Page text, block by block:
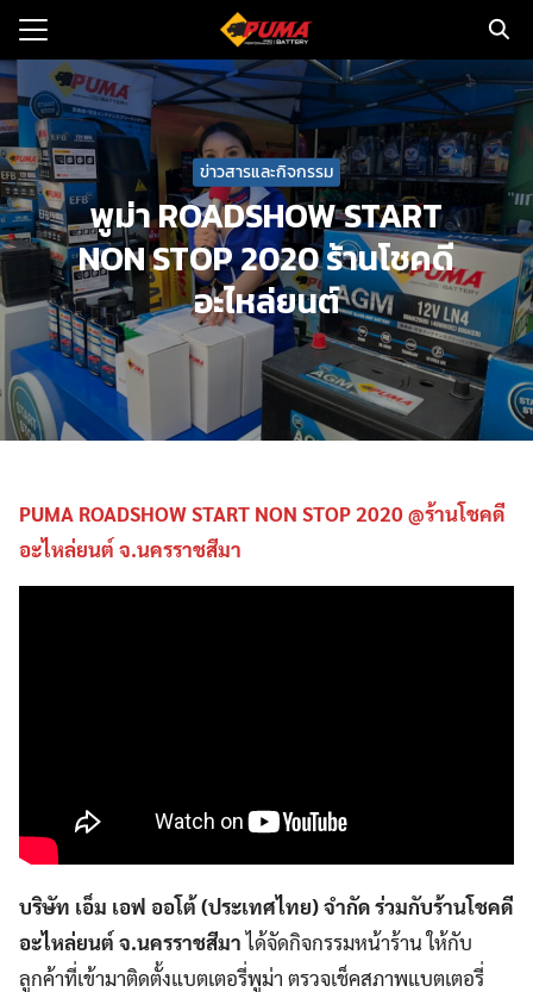
Skip
content
ก
อรี่รถยนต์
มและข่าว
จำหน่าย
บเรา
Search
for:
ข่าวสารและกิจกรรม
พูม่า ROADSHOW START
NON STOP 2020 ร้านโชคดี
อะไหล่ยนต์
PUMA ROADSHOW START NON STOP 2020 @ร้านโชคดี
อะไหล่ยนต์ จ.นครราชสีมา
บริษัท เอ็ม เอฟ ออโต้ (ประเทศไทย) จำกัด ร่วมกับร้านโชคดี
อะไหล่ยนต์ จ.นครราชสีมาได้จัดกิจกรรมหน้าร้าน ให้กับ
ลูกค้าที่เข้ามาติดตั้งแบตเตอรี่พูม่า ตรวจเช็คสภาพแบตเตอรี่